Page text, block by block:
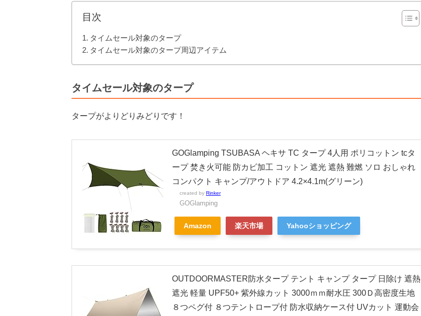
目次
タイムセール対象のタープ
タイムセール対象のタープ周辺アイテム
タイムセール対象のタープ
タープがよりどりみどりです！
GOGlamping TSUBASA ヘキサ TC タープ 4人用 ポリコットン tcタ
ープ 焚き火可能 防カビ加工 コットン 遮光 遮熱 難燃 ソロ おしゃれ
コンパクト キャンプ/アウトドア 4.2×4.1m(グリーン)
created by Rinker
GOGlamping
Amazon 楽天市場 Yahooショッピング
OUTDOORMASTER防水タープ テント キャンプ タープ 日除け 遮熱
遮光 軽量 UPF50+ 紫外線カット 3000ｍｍ耐水圧 300Ｄ高密度生地
８つペグ付 ８つテントロープ付 防水収納ケース付 UVカット 運動会